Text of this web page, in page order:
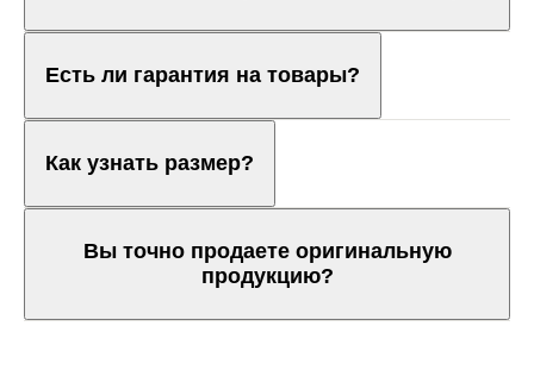
Есть ли гарантия на товары?
Как узнать размер?
Вы точно продаете оригинальную
продукцию?